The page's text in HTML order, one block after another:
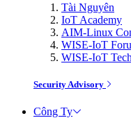
Tài Nguyên
IoT Academy
AIM-Linux
WISE-IoT
WISE-IoT
Security Advisory
Công Ty